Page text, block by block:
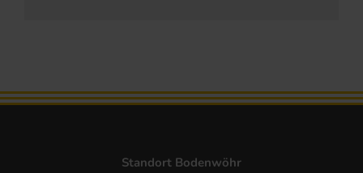
Standort Bodenwöhr